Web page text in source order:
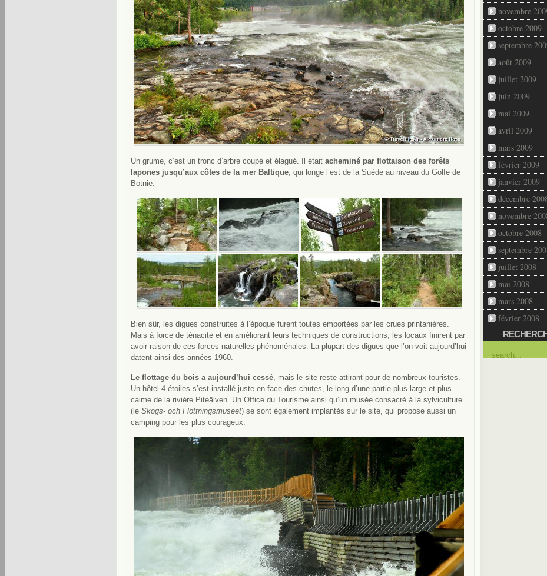
Un grume, c’est un tronc d’arbre coupé et élagué. Il était acheminé par flottaison des forêts
lapones jusqu’aux côtes de la mer Baltique, qui longe l’est de la Suède au niveau du Golfe de
Botnie.
Bien sûr, les digues construites à l’époque furent toutes emportées par les crues printanières.
Mais à force de ténacité et en améliorant leurs techniques de constructions, les locaux finirent par
avoir raison de ces forces naturelles phénoménales. La plupart des digues que l’on voit aujourd’hui
datent ainsi des années 1960.
Le flottage du bois a aujourd’hui cessé, mais le site reste attirant pour de nombreux touristes.
Un hôtel 4 étoiles s’est installé juste en face des chutes, le long d’une partie plus large et plus
calme de la rivière Piteälven. Un Office du Tourisme ainsi qu’un musée consacré à la sylviculture
(le Skogs- och Flottningsmuseet) se sont également implantés sur le site, qui propose aussi un
camping pour les plus courageux.
novembre
octobre 2009
septembre
août 2009
juillet 2009
juin 2009
mai 2009
avril 2009
mars 2009
février 2009
janvier 2009
décembre
novembre
octobre 2008
septembre
juillet 2008
mai 2008
mars 2008
février 2008